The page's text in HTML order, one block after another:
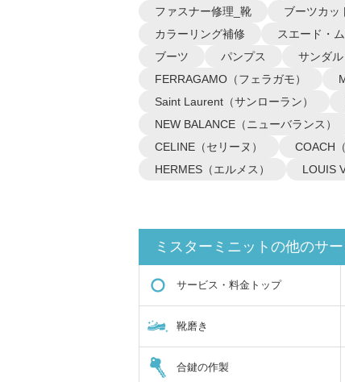
ファスナー修理_靴
ブーツカッ
カラーリング補修
スエード・
ブーツ
パンプス サンダル
FERRAGAMO（フェラガモ）
Saint Laurent（サンローラン）
NEW BALANCE（ニューバランス）
CELINE（セリーヌ）
COACH
HERMES（エルメス）
LOUIS
ミスターミニットの他のサ
サービス・料金トップ
靴磨き
合鍵の作製